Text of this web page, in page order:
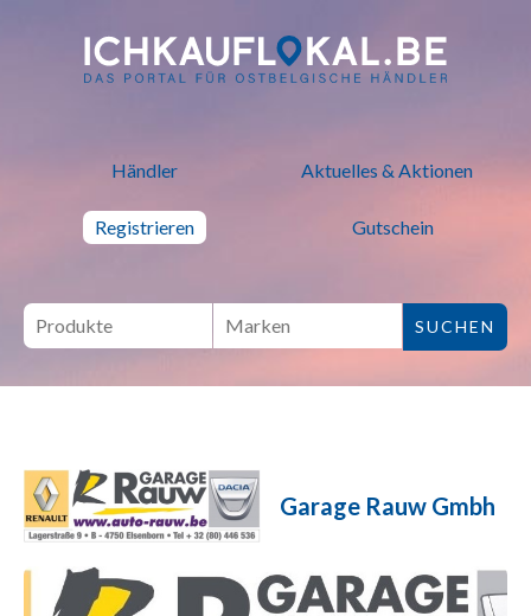
ich kauf lokal - Bei lokalen
Händler Aktuelles & Aktionen
Registrieren Gutschein
Garage Rauw Gmbh